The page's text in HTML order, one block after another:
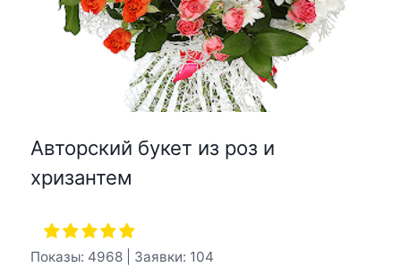
Авторский букет из роз и
хризантем
Показы: 4968 | Заявки: 104